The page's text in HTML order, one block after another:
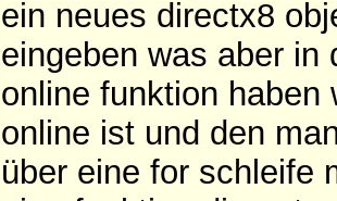
ein neues directx8
eingeben was aber
online funktion haben
online ist und den
über eine for schleife